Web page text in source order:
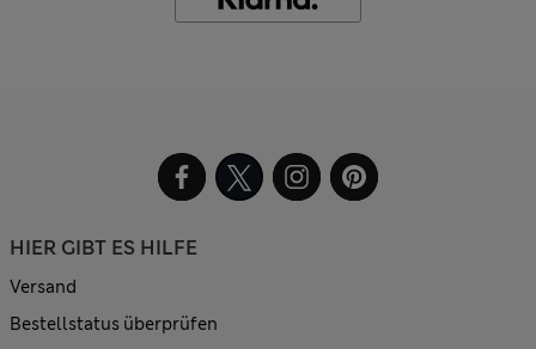
HIER GIBT ES HILFE
Versand
Bestellstatus überprüfen